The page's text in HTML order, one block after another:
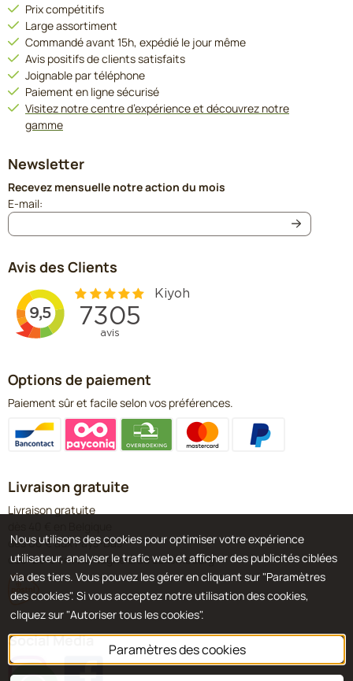
Prix compétitifs
Large assortiment
Commandé avant 15h, expédié le jour même
Avis positifs de clients satisfaits
Joignable par téléphone
Paiement en ligne sécurisé
Visitez notre centre d’expérience et découvrez notre
gamme
Newsletter
Recevez mensuelle notre action du mois
E-mail:
Avis des Clients
Options de paiement
Paiement sûr et facile selon vos préférences.
Livraison gratuite
Livraison gratuite
dès 60 € aux Pays-Bas
dès 120 € en Allemagne & au Luxembourg
Social Media
Nous utilisons des cookies pour optimiser votre expérience
utilisateur, analyser le trafic web et afficher des publicités ciblées
via des tiers. Vous pouvez les gérer en cliquant sur "Paramètres
des cookies". Si vous acceptez notre utilisation des cookies,
cliquez sur "Autoriser tous les cookies".
Paramètres des cookies